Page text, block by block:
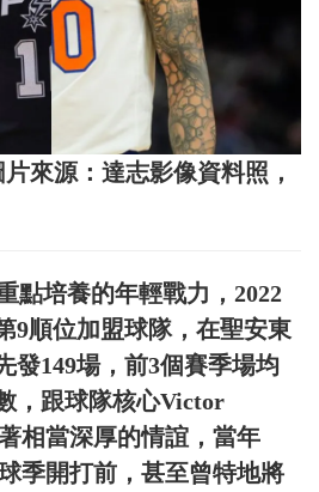
來源：達志影像資料照，
點培養的年輕戰力，2022
9順位加盟球隊，在聖安東
發149場，前3個賽季場均
，跟球隊核心Victor
相當深厚的情誼，當年
季開打前，甚至曾特地將